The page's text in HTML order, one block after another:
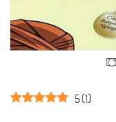
5(1)